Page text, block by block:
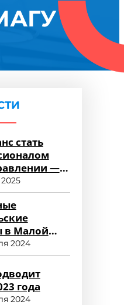
стать
—
академии
в Малой
2024
года
2024